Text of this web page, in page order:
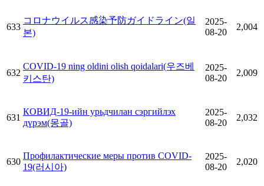
633
コロナウイルス感染予防ガイドライン(일
본)
2025-
08-20
2,004
632
COVID-19 ning oldini olish qoidalari(우즈베
키스탄)
2025-
08-20
2,009
631
КОВИД-19-ийн урьдчилан сэргийлэх
дүрэм(몽골)
2025-
08-20
2,032
630
Профилактические меры против COVID-
19(러시아)
2025-
08-20
2,020